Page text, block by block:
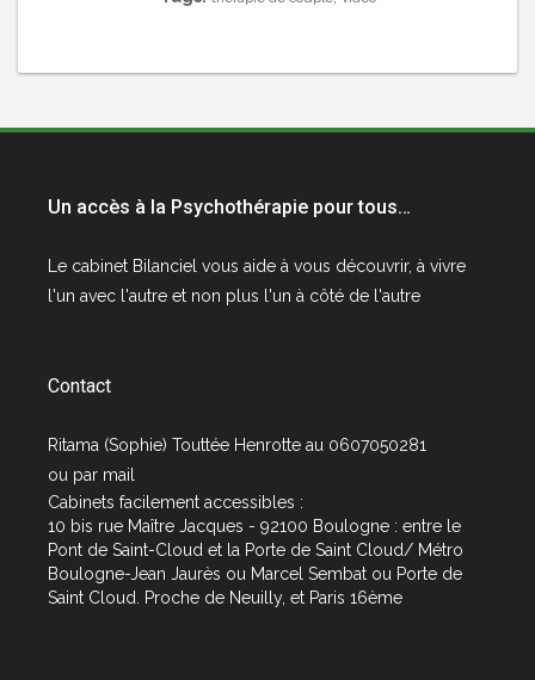
Un accès à la Psychothérapie pour tous…
Le cabinet Bilanciel vous aide à vous découvrir, à vivre
l'un avec l'autre et non plus l'un à côté de l'autre
Contact
Ritama (Sophie) Touttée Henrotte au 0607050281
ou par mail
Cabinets facilement accessibles :
10 bis rue Maître Jacques - 92100 Boulogne : entre le
Pont de Saint-Cloud et la Porte de Saint Cloud/ Métro
Boulogne-Jean Jaurès ou Marcel Sembat ou Porte de
Saint Cloud. Proche de Neuilly, et Paris 16ème